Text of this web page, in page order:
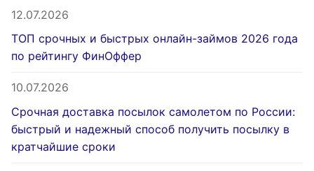
12.07.2026
ТОП срочных и быстрых онлайн-займов 2026 года
по рейтингу ФинОффер
10.07.2026
Срочная доставка посылок самолетом по России:
быстрый и надежный способ получить посылку в
кратчайшие сроки